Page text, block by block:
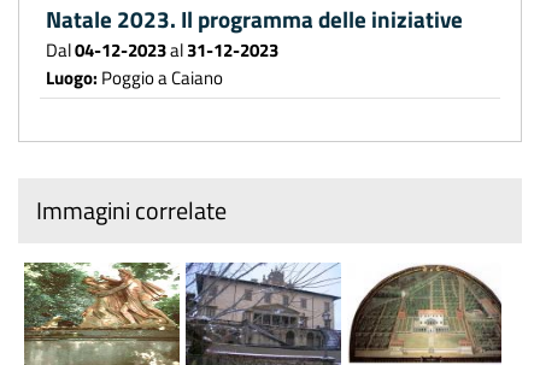
Natale 2023. Il programma delle iniziative
Dal04-12-2023al31-12-2023
Luogo: Poggio a Caiano
Immagini correlate